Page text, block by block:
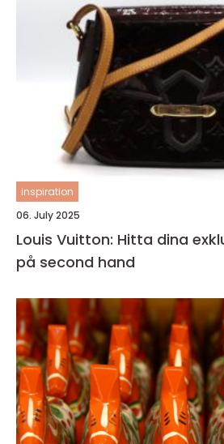
inspiration
06. July 2025
Louis Vuitton: Hitta dina
på second hand